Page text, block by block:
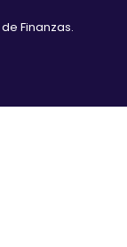
Finanzas.